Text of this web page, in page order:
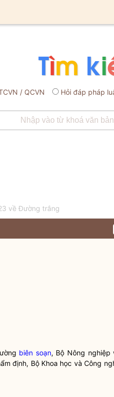
/ QCVN Hỏi đáp pháp
về Đường trắng
biên soạn, Bộ Nông nghiệp
định, Bộ Khoa học và Công